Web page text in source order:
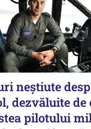
neștiute
dezvăluite de
pilotului